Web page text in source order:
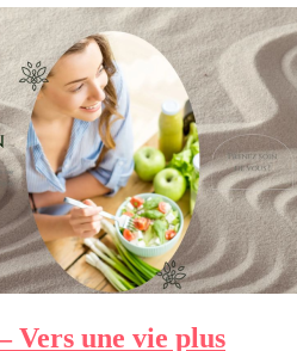
Vers une vie plus